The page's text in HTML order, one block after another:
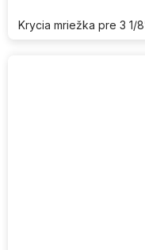
Krycia mriežka pre 3 1/